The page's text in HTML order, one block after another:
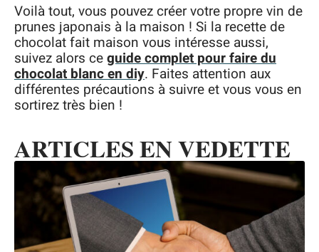
Voilà tout, vous pouvez créer votre propre vin de
prunes japonais à la maison ! Si la recette de
chocolat fait maison vous intéresse aussi,
suivez alors ceguide complet pour faire du
chocolat blanc en diy. Faites attention aux
différentes précautions à suivre et vous vous en
sortirez très bien !
ARTICLES EN VEDETTE